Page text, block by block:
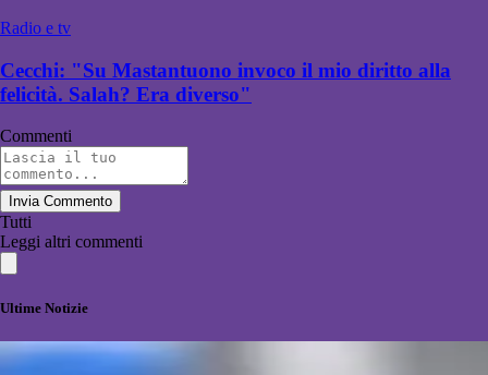
Radio e tv
Cecchi: "Su Mastantuono invoco il mio diritto alla
felicità. Salah? Era diverso"
Commenti
Invia Commento
Tutti
Leggi altri commenti
Ultime Notizie